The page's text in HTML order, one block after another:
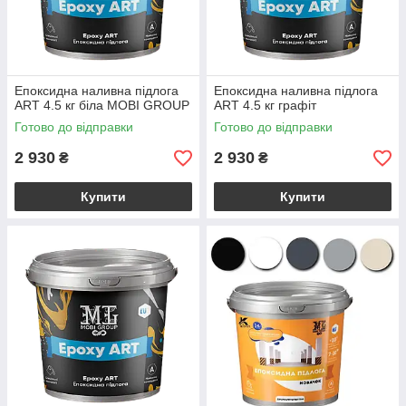
Епоксидна наливна підлога
ART 4.5 кг біла MOBI GROUP
Готово до відправки
2 930 ₴
Купити
Епоксидна наливна підлога
ART 4.5 кг графіт
Готово до відправки
2 930 ₴
Купити